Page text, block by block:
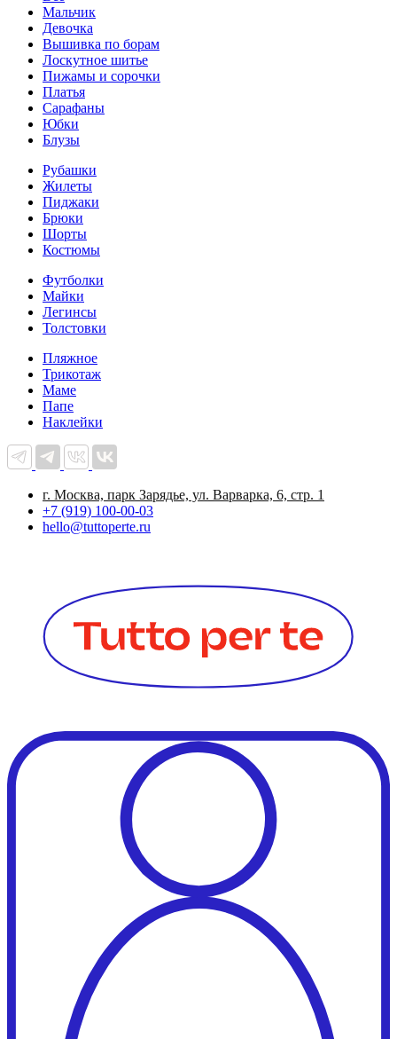
Мальчик
Девочка
Вышивка по борам
Лоскутное шитье
Пижамы и сорочки
Платья
Сарафаны
Юбки
Блузы
Рубашки
Жилеты
Пиджаки
Брюки
Шорты
Костюмы
Футболки
Майки
Легинсы
Толстовки
Пляжное
Трикотаж
Маме
Папе
Наклейки
г. Москва, парк Зарядье, ул. Варварка, 6, стр. 1
+7 (919) 100-00-03
hello@tuttoperte.ru